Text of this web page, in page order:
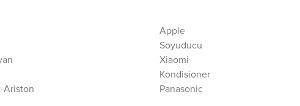
Ariston
Apple
Soyuducu
Xiaomi
Kondisioner
Panasonic